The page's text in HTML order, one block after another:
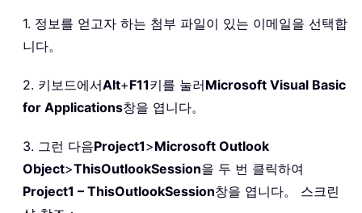
1. 정보를 얻고자 하는 첨부 파일이 있는 이메일을 선택합
니다。
2. 키보드에서Alt+F11키를 눌러Microsoft Visual Basic
for Applications창을 엽니다。
3. 그런 다음Project1>Microsoft Outlook
Object>ThisOutlookSession을 두 번 클릭하여
Project1 – ThisOutlookSession창을 엽니다。 스크린